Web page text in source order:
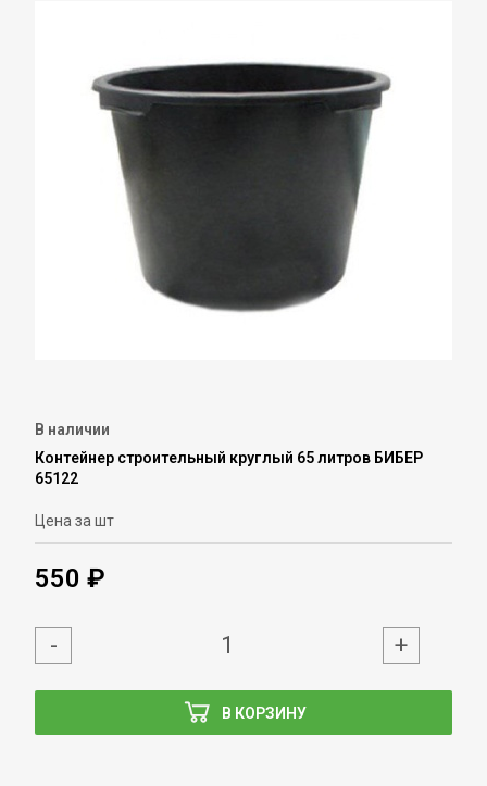
В наличии
Контейнер строительный круглый 65 литров БИБЕР
65122
Цена за шт
550 ₽
В КОРЗИНУ
- +